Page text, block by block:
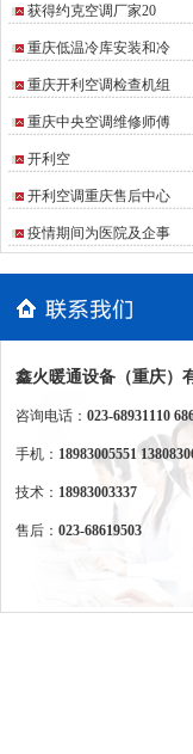
获得约克空调厂家20
重庆低温冷库安装和冷
重庆开利空调检查机组
重庆中央空调维修师傅
​开利空
开利空调重庆售后中心
疫情期间为医院及企事
鑫火暖通设备（重庆）
咨询电话： 023-68931110
手机： 18983005551
技术： 18983003337
售后： 023-68619503